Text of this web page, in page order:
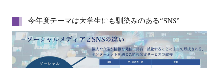
今年度テーマは大学生にも馴染みのある“SNS”